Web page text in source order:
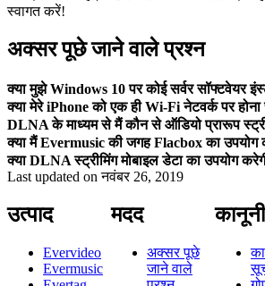
स्वागत करें!
अक्सर पूछे जाने वाले प्रश्न
क्या मुझे Windows 10 पर कोई सर्वर सॉफ्टवेयर
क्या मेरे iPhone को एक ही Wi-Fi नेटवर्क पर होना
DLNA के माध्यम से मैं कौन से ऑडियो प्रारूप
क्या मैं Evermusic की जगह Flacbox का उपयोग
क्या DLNA स्ट्रीमिंग मोबाइल डेटा का उपयोग
Last updated onनवंबर 26, 2019
उत्पाद
Evervideo
Evermusic
मदद
अक्सर पूछे
जाने वाले
कानूनी